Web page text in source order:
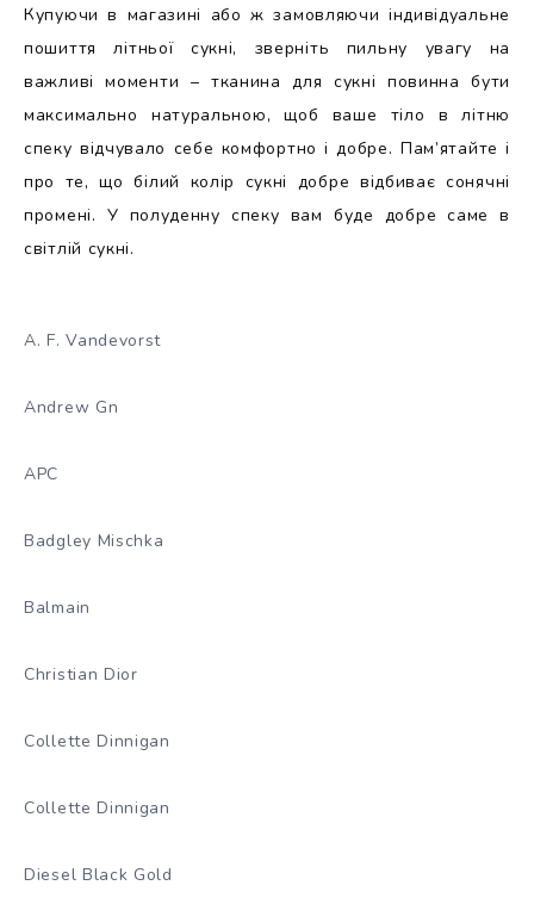
Купуючи в магазині або ж замовляючи індивідуальне
пошиття літньої сукні, зверніть пильну увагу на
важливі моменти – тканина для сукні повинна бути
максимально натуральною, щоб ваше тіло в літню
спеку відчувало себе комфортно і добре. Пам’ятайте і
про те, що білий колір сукні добре відбиває сонячні
промені. У полуденну спеку вам буде добре саме в
світлій сукні.
A. F. Vandevorst
Andrew Gn
APC
Badgley Mischka
Balmain
Christian Dior
Collette Dinnigan
Collette Dinnigan
Diesel Black Gold